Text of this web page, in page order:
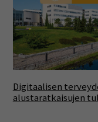
Digitaalisen
alustaratkaisujen